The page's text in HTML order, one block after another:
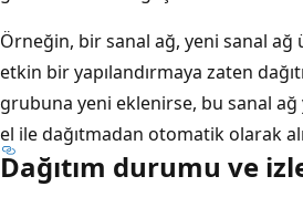
Örneğin, bir sanal ağ, yeni sanal ağ
etkin bir yapılandırmaya zaten
grubuna yeni eklenirse, bu sanal ağ
el ile dağıtmadan otomatik olarak
Dağıtım durumu ve